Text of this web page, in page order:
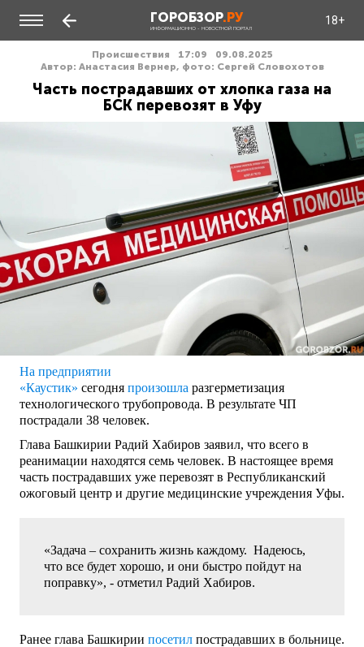
ГОРОБЗОР.РУ
ИНФОРМАЦИОННО - НОВОСТНОЙ ПОРТАЛ
18+
Происшествия 17:09
09.08.2025
Автор: Анастасия Вернер, фото: Сергей Словохотов
Часть пострадавших от хлопка газа на
БСК перевозят в Уфу
На предприятии
«Каустик» сегодня произошла разгерметизация
технологического трубопровода. В результате ЧП
пострадали 38 человек.
Глава Башкирии Радий Хабиров заявил, что всего в
реанимации находятся семь человек. В настоящее время
часть пострадавших уже перевозят в Республиканский
ожоговый центр и другие медицинские учреждения Уфы.
«Задача – сохранить жизнь каждому. Надеюсь,
что все будет хорошо, и они быстро пойдут на
поправку», - отметил Радий Хабиров.
Ранее глава Башкирии посетил пострадавших в больнице.